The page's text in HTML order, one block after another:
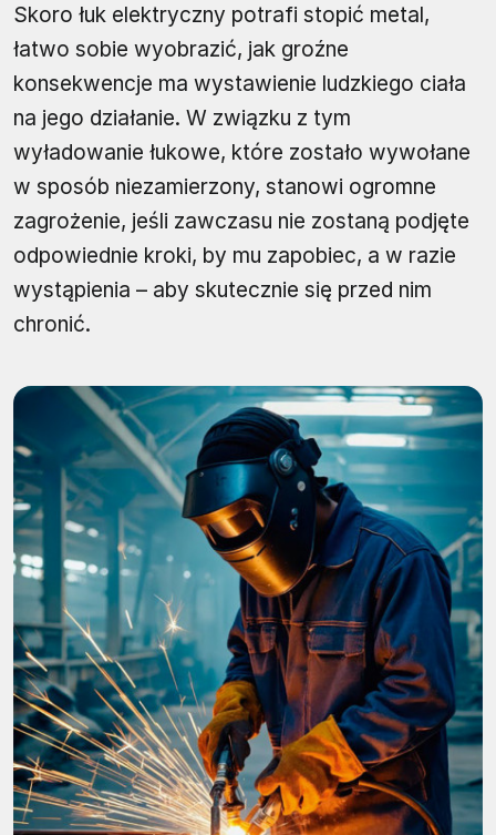
Skoro łuk elektryczny potrafi stopić metal,
łatwo sobie wyobrazić, jak groźne
konsekwencje ma wystawienie ludzkiego ciała
na jego działanie. W związku z tym
wyładowanie łukowe, które zostało wywołane
w sposób niezamierzony, stanowi ogromne
zagrożenie, jeśli zawczasu nie zostaną podjęte
odpowiednie kroki, by mu zapobiec, a w razie
wystąpienia – aby skutecznie się przed nim
chronić.